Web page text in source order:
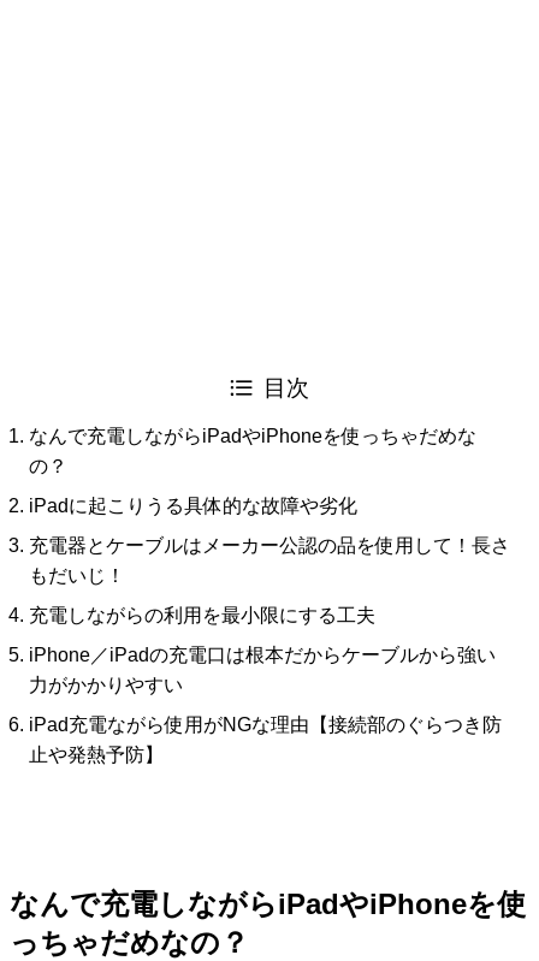
目次
なんで充電しながらiPadやiPhoneを使っちゃだめな
の？
iPadに起こりうる具体的な故障や劣化
充電器とケーブルはメーカー公認の品を使用して！長さ
もだいじ！
充電しながらの利用を最小限にする工夫
iPhone／iPadの充電口は根本だからケーブルから強い
力がかかりやすい
iPad充電ながら使用がNGな理由【接続部のぐらつき防
止や発熱予防】
なんで充電しながらiPadやiPhoneを使
っちゃだめなの？